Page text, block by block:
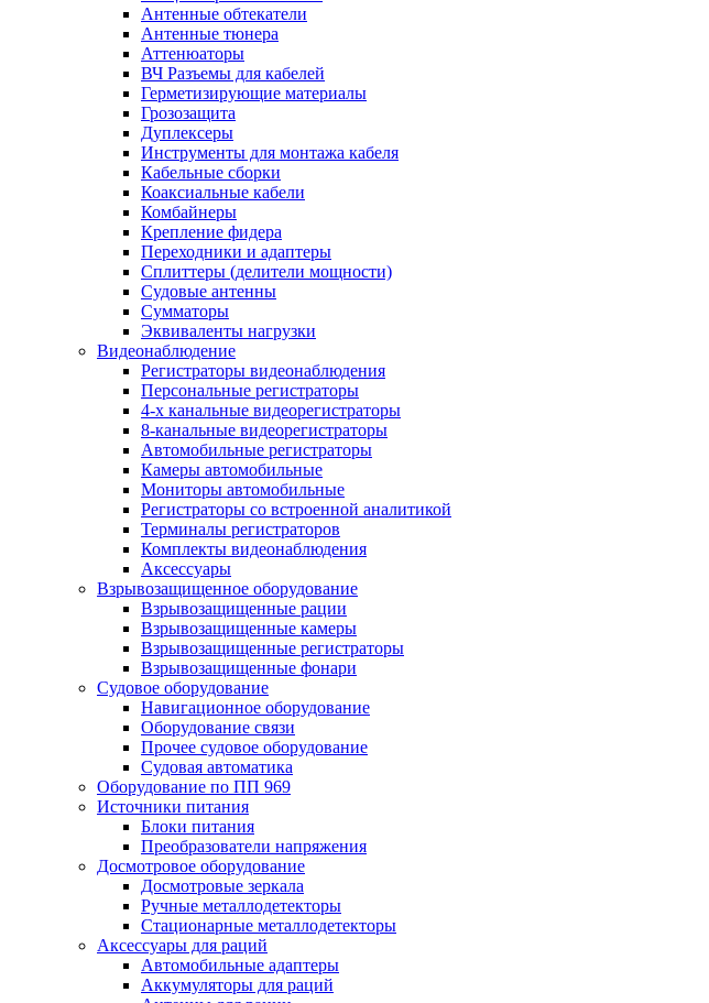
Антенные обтекатели
Антенные тюнера
Аттенюаторы
ВЧ Разъемы для кабелей
Герметизирующие материалы
Грозозащита
Дуплексеры
Инструменты для монтажа кабеля
Кабельные сборки
Коаксиальные кабели
Комбайнеры
Крепление фидера
Переходники и адаптеры
Сплиттеры (делители мощности)
Судовые антенны
Сумматоры
Эквиваленты нагрузки
Видеонаблюдение
Регистраторы видеонаблюдения
Персональные регистраторы
4-х канальные видеорегистраторы
8-канальные видеорегистраторы
Автомобильные регистраторы
Камеры автомобильные
Мониторы автомобильные
Регистраторы со встроенной аналитикой
Терминалы регистраторов
Комплекты видеонаблюдения
Аксессуары
Взрывозащищенное оборудование
Взрывозащищенные рации
Взрывозащищенные камеры
Взрывозащищенные регистраторы
Взрывозащищенные фонари
Судовое оборудование
Навигационное оборудование
Оборудование связи
Прочее судовое оборудование
Судовая автоматика
Оборудование по ПП 969
Источники питания
Блоки питания
Преобразователи напряжения
Досмотровое оборудование
Досмотровые зеркала
Ручные металлодетекторы
Стационарные металлодетекторы
Аксессуары для раций
Автомобильные адаптеры
Аккумуляторы для раций